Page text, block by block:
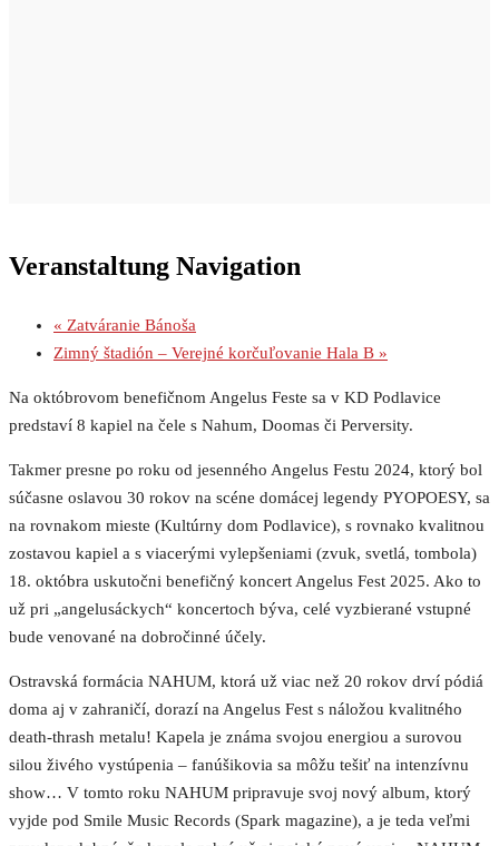
Veranstaltung Navigation
« Zatváranie Bánoša
Zimný štadión – Verejné korčuľovanie Hala B »
Na októbrovom benefičnom Angelus Feste sa v KD Podlavice
predstaví 8 kapiel na čele s Nahum, Doomas či Perversity.
Takmer presne po roku od jesenného Angelus Festu 2024, ktorý bol
súčasne oslavou 30 rokov na scéne domácej legendy PYOPOESY, sa
na rovnakom mieste (Kultúrny dom Podlavice), s rovnako kvalitnou
zostavou kapiel a s viacerými vylepšeniami (zvuk, svetlá, tombola)
18. októbra uskutočni benefičný koncert Angelus Fest 2025. Ako to
už pri „angelusáckych“ koncertoch býva, celé vyzbierané vstupné
bude venované na dobročinné účely.
Ostravská formácia NAHUM, ktorá už viac než 20 rokov drví pódiá
doma aj v zahraničí, dorazí na Angelus Fest s náložou kvalitného
death-thrash metalu! Kapela je známa svojou energiou a surovou
silou živého vystúpenia – fanúšikovia sa môžu tešiť na intenzívnu
show… V tomto roku NAHUM pripravuje svoj nový album, ktorý
vyjde pod Smile Music Records (Spark magazine), a je teda veľmi